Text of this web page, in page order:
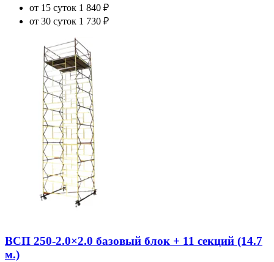
от 15 суток 1 840 ₽
от 30 суток 1 730 ₽
ВСП 250-2.0×2.0 базовый блок + 11 секций (14.7
м.)